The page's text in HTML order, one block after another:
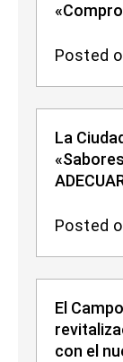
Posted
La
Posted
El
con el